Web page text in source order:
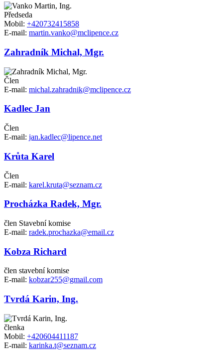
Předseda
Mobil: +420732415858
E-mail: martin.vanko@mclipence.cz
Zahradník Michal, Mgr.
Člen
E-mail: michal.zahradnik@mclipence.cz
Kadlec Jan
Člen
E-mail: jan.kadlec@lipence.net
Krůta Karel
Člen
E-mail: karel.kruta@seznam.cz
Procházka Radek, Mgr.
člen Stavební komise
E-mail: radek.prochazka@email.cz
Kobza Richard
člen stavební komise
E-mail: kobzar255@gmail.com
Tvrdá Karin, Ing.
členka
Mobil: +420604411187
E-mail: karinka.t@seznam.cz